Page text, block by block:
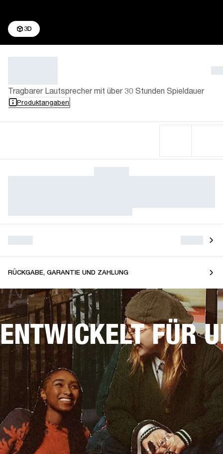
3D
Tragbarer Lautsprecher mit über 30 Stunden Spieldauer
Produktangaben
RÜCKGABE, GARANTIE UND ZAHLUNG
ENTWICKELT FÜR